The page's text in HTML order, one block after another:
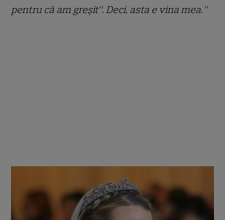
pentru că am greșit”. Deci, asta e vina mea.”